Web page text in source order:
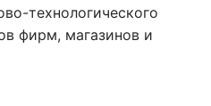
технологического
фирм, магазинов и